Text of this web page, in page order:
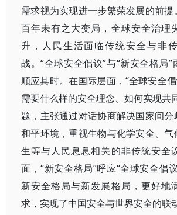
需求视为实现进一步繁荣发展的前
百年未有之大变局，全球安全治理
升，人民生活面临传统安全与非
战。“全球安全倡议”与“新安全格局
顺应其时。在国际层面，“全球安全
需要什么样的安全理念、如何实现共
题，主张通过对话协商解决国家间分
和平环境，重视生物与化学安全、气
生等与人民息息相关的非传统安全
面，“新安全格局”呼应“全球安全倡
新安全格局与新发展格局，更好地
求，实现了中国安全与世界安全的联动